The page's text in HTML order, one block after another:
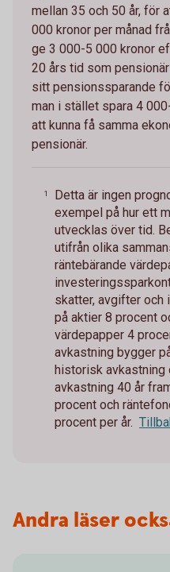
mellan 35 och 50 år, för
000 kronor per månad
ge 3 000-5 000 kronor
20 års tid som pensionär
sitt pensionssparande
man i stället spara 4
att kunna få samma
pensionär.
1
Detta är ingen
exempel på hur ett
utvecklas över tid.
utifrån olika
räntebärande
skatter, avgifter och
på aktier 8 procent
värdepapper 4
avkastning bygger
historisk avkastning
avkastning 40 år
procent och
procent per år.
Andra läser